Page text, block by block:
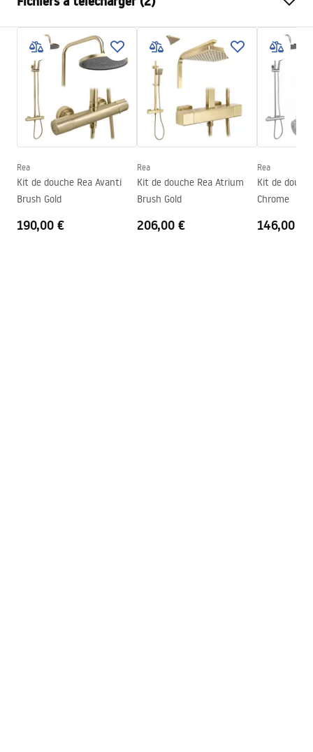
Couleur
Type de cabine de douche
mural(e)
Couleur du verre
Transparent 6mm
Mode d'ouverture
à entrouvrir
Modèle
Montage
Sur le receveur ou plancher
Hauteur (mm)
2000
Sens de la cabine
Garantie
24 mois
Warunki bezpieczeństwa
WARUNKI BEZPIECZENSTWA KABINY DRZWI
Manual
Instrukcja_monta__u_kabiny_przy__ciennej_Atlas.pdf
Rea
Kit de douche Rea Avanti
Brush Gold
190,00 €
Rea
Kit de douche Rea Atrium
Brush Gold
206,00 €
Rea
Kit de
Chrome
146,00 €